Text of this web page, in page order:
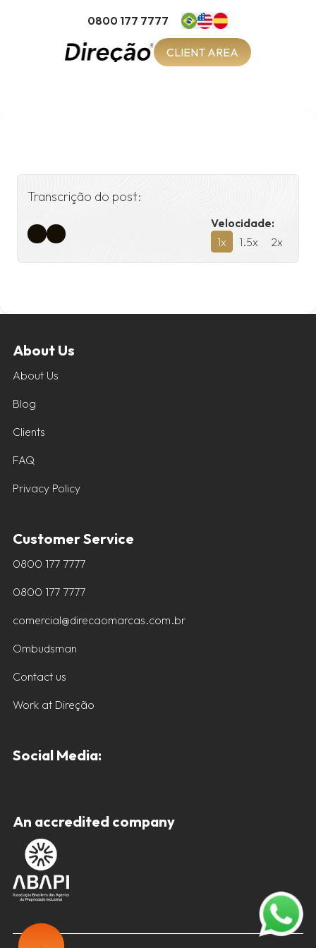
0800 177 7777
CLIENT AREA
Transcrição do post:
Velocidade:
1x 1.5x 2x
About Us
About Us
Blog
Clients
FAQ
Privacy Policy
Customer Service
0800 177 7777
0800 177 7777
comercial@direcaomarcas.com.br
Ombudsman
Contact us
Work at Direção
Social Media:
An accredited company